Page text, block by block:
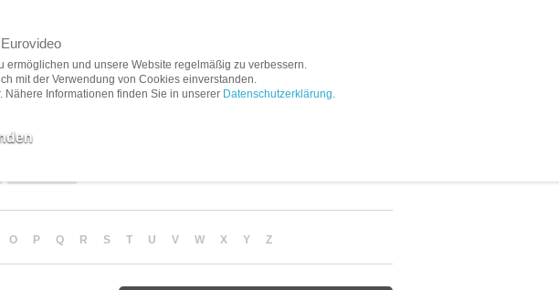
Filme
O P Q R S T U V W X Y Z
und unsere Website regelmäßig zu verbessern.
mit der Verwendung von Cookies einverstanden.
Informationen finden Sie in unserer Datenschutzerklärung.